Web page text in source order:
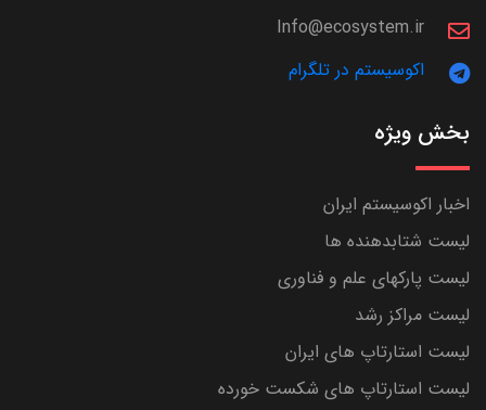
Info@ecosystem.ir
اکوسیستم در تلگرام
بخش ویژه
اخبار اکوسیستم ایران
لیست شتابدهنده ها
لیست پارکهای علم و فناوری
لیست مراکز رشد
لیست استارتاپ های ایران
لیست استارتاپ های شکست خورده